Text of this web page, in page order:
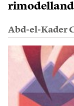
Abd-el-Kader